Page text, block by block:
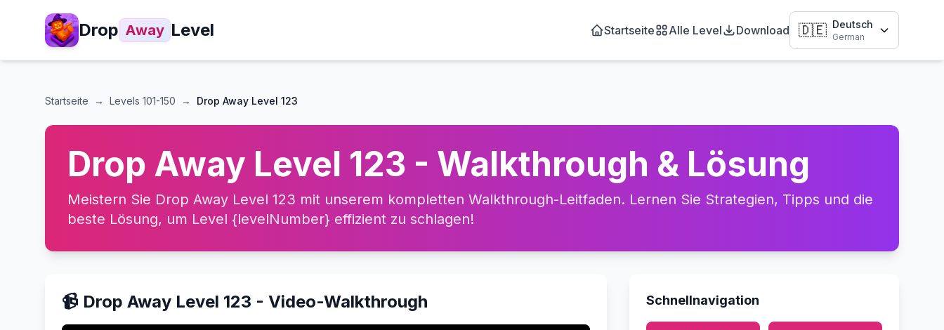
Drop Away Level Startseite Alle Level Download 🇩🇪 Deutsch
German
Startseite → Levels 101-150 → Drop Away Level 123
Drop Away Level 123 - Walkthrough & Lösung
Meistern Sie Drop Away Level 123 mit unserem kompletten Walkthrough-Leitfaden. Lernen Sie Strategien, Tipps und die
beste Lösung, um Level {levelNumber} effizient zu schlagen!
📹 Drop Away Level 123 - Video-Walkthrough Schnellnavigation